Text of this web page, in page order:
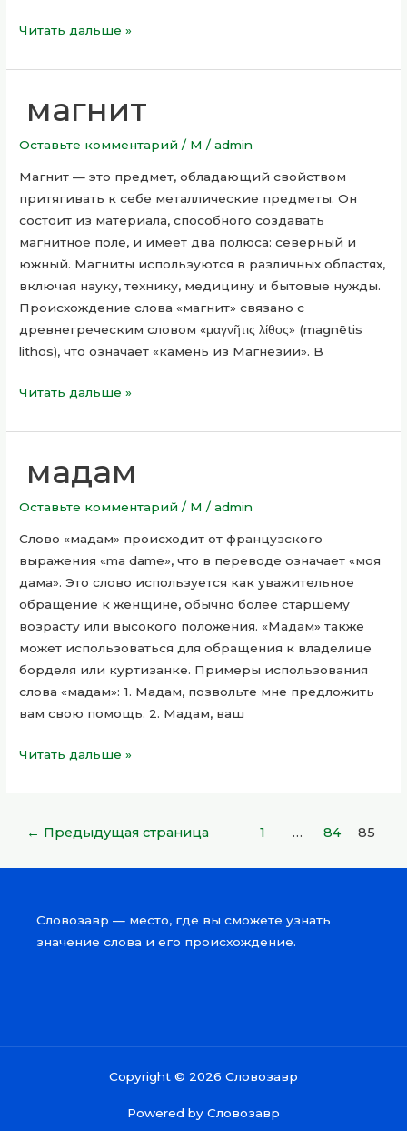
Читать дальше »
магнит
Оставьте комментарий / М /admin
Магнит — это предмет, обладающий свойством
притягивать к себе металлические предметы. Он
состоит из материала, способного создавать
магнитное поле, и имеет два полюса: северный и
южный. Магниты используются в различных областях,
включая науку, технику, медицину и бытовые нужды.
Происхождение слова «магнит» связано с
древнегреческим словом «μαγνῆτις λίθος» (magnētis
lithos), что означает «камень из Магнезии». В
Читать дальше »
мадам
Оставьте комментарий / М /admin
Слово «мадам» происходит от французского
выражения «ma dame», что в переводе означает «моя
дама». Это слово используется как уважительное
обращение к женщине, обычно более старшему
возрасту или высокого положения. «Мадам» также
может использоваться для обращения к владелице
борделя или куртизанке. Примеры использования
слова «мадам»: 1. Мадам, позвольте мне предложить
вам свою помощь. 2. Мадам, ваш
Читать дальше »
← Предыдущая страница 1 … 84 85
Словозавр — место, где вы сможете узнать
значение слова и его происхождение.
Copyright © 2026 Словозавр
Powered by Словозавр